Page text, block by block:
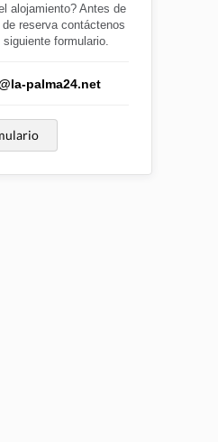
alojamiento? Antes de
reserva contáctenos
formulario.
palma24.net